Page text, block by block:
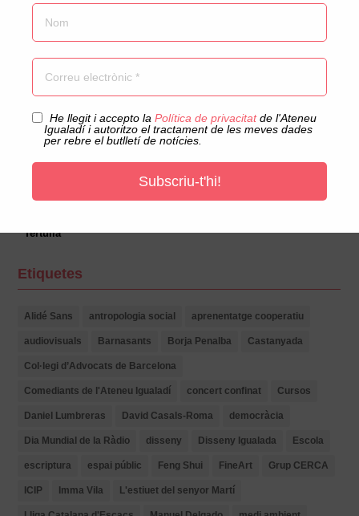
He llegit i accepto la Política de privacitatde l'Ateneu
Igualadí i autoritzo el tractament de les meves dades
per rebre el butlletí de notícies.
Subscriu-t'hi!
Gastronomia
Música
Sin categoría
Tallers
Tertúlia
Etiquetes
Alidé Sans antropologia social aprenentatge cooperatiu
audiovisuals Barnasants Borja Penalba Castanyada
Col·legi d’Advocats de Barcelona
Comediants de l'Ateneu Igualadí concert confinat Cursos
Daniel Lumbreras David Casals-Roma democràcia
Dia Mundial de la Ràdio disseny Disseny Igualada Escola
escriptura espai públic Feng Shui FineArt Grup CERCA
ICIP Imma Vila L'estiuet del senyor Martí